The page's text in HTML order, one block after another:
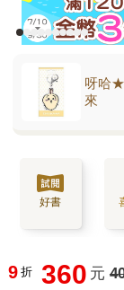
呀哈★
來
好書
9 折 360 元